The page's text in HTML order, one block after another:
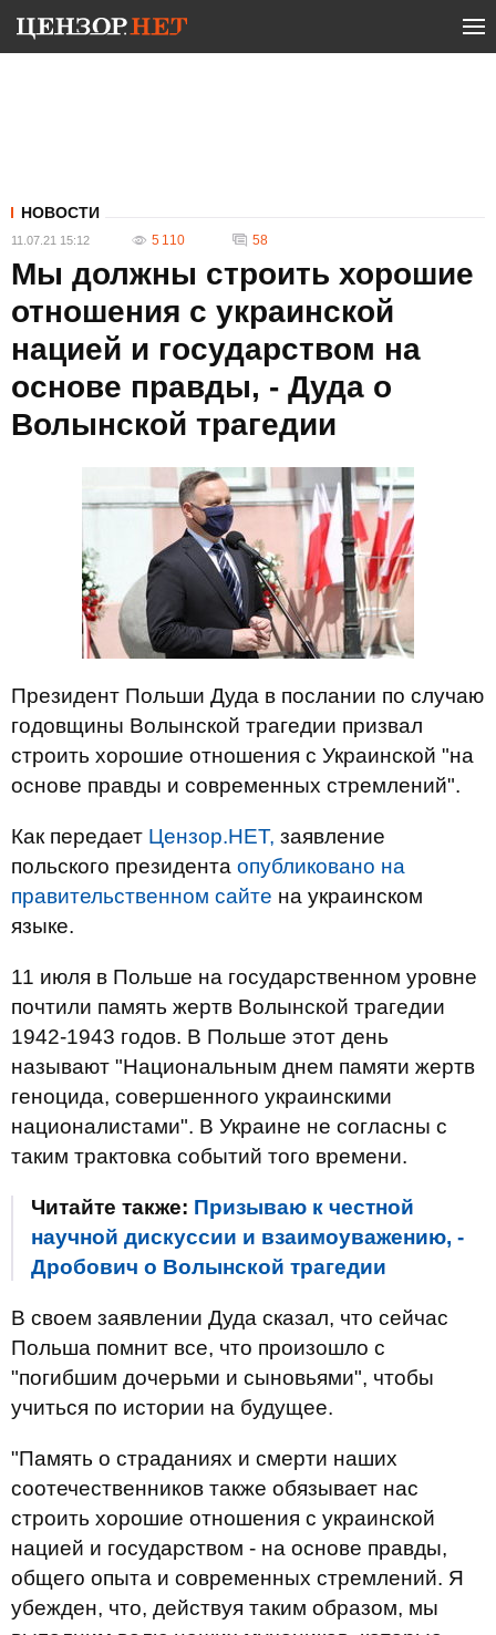
НОВОСТИ
11.07.21 15:12 5 110 58
Мы должны строить хорошие
отношения с украинской
нацией и государством на
основе правды, - Дуда о
Волынской трагедии
Президент Польши Дуда в послании по случаю
годовщины Волынской трагедии призвал
строить хорошие отношения с Украинской "на
основе правды и современных стремлений".
Как передает Цензор.НЕТ, заявление
польского президента опубликовано на
правительственном сайте на украинском
языке.
11 июля в Польше на государственном уровне
почтили память жертв Волынской трагедии
1942-1943 годов. В Польше этот день
называют "Национальным днем ​​памяти жертв
геноцида, совершенного украинскими
националистами". В Украине не согласны с
таким трактовка событий того времени.
Читайте также: Призываю к честной
научной дискуссии и взаимоуважению, -
Дробович о Волынской трагедии
В своем заявлении Дуда сказал, что сейчас
Польша помнит все, что произошло с
"погибшим дочерьми и сыновьями", чтобы
учиться по истории на будущее.
"Память о страданиях и смерти наших
соотечественников также обязывает нас
строить хорошие отношения с украинской
нацией и государством - на основе правды,
общего опыта и современных стремлений. Я
убежден, что, действуя таким образом, мы